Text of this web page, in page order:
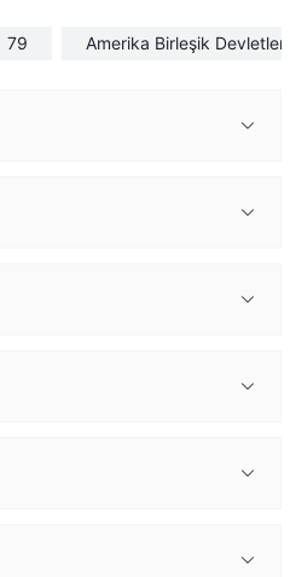
79 Amerika Birleşik Devletleri